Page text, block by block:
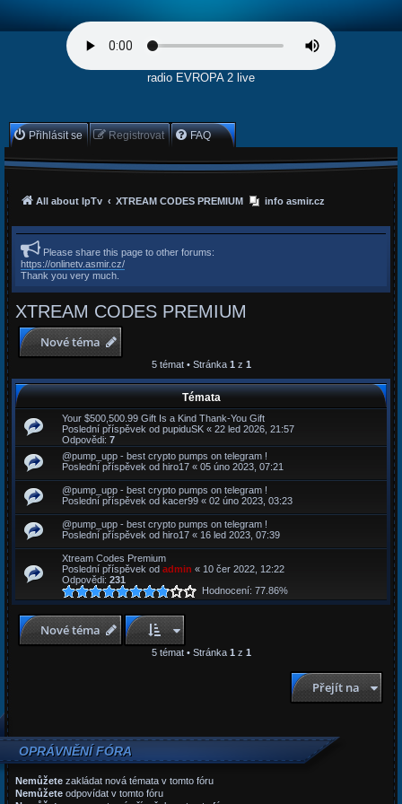
radio EVROPA 2 live
Přihlásit se Registrovat FAQ
All about IpTv XTREAM CODES PREMIUM info asmir.cz
Please share this page to other forums:
https://onlinetv.asmir.cz/
Thank you very much.
XTREAM CODES PREMIUM
Nové téma
5 témat • Stránka 1 z 1
Témata
Your $500,500.99 Gift Is a Kind Thank-You Gift
Poslední příspěvek od pupiduSK « 22 led 2026, 21:57
Odpovědi: 7
@pump_upp - best crypto pumps on telegram !
Poslední příspěvek od hiro17 « 05 úno 2023, 07:21
@pump_upp - best crypto pumps on telegram !
Poslední příspěvek od kacer99 « 02 úno 2023, 03:23
@pump_upp - best crypto pumps on telegram !
Poslední příspěvek od hiro17 « 16 led 2023, 07:39
Xtream Codes Premium
Poslední příspěvek od admin « 10 čer 2022, 12:22
Odpovědi: 231
Hodnocení: 77.86%
Nové téma
5 témat • Stránka 1 z 1
Přejít na
OPRÁVNĚNÍ FÓRA
Nemůžete zakládat nová témata v tomto fóru
Nemůžete odpovídat v tomto fóru